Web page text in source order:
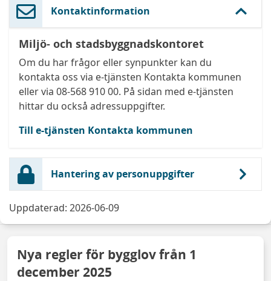
Kontaktinformation
Miljö- och stadsbyggnadskontoret
Om du har frågor eller synpunkter kan du
kontakta oss via e-tjänsten Kontakta kommunen
eller via 08-568 910 00. På sidan med e-tjänsten
hittar du också adressuppgifter.
Till e-tjänsten Kontakta kommunen
Hantering av personuppgifter
Uppdaterad: 2026-06-09
Nya regler för bygglov från 1
december 2025